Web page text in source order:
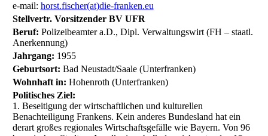
e-mail: horst.fischer(at)die-franken.eu
Stellvertr. Vorsitzender BV UFR
Beruf: Polizeibeamter a.D., Dipl. Verwaltungswirt (FH – staatl.
Anerkennung)
Jahrgang: 1955
Geburtsort: Bad Neustadt/Saale (Unterfranken)
Wohnhaft in: Hohenroth (Unterfranken)
Politisches Ziel:
1. Beseitigung der wirtschaftlichen und kulturellen
Benachteiligung Frankens. Kein anderes Bundesland hat ein
derart großes regionales Wirtschaftsgefälle wie Bayern. Von 96